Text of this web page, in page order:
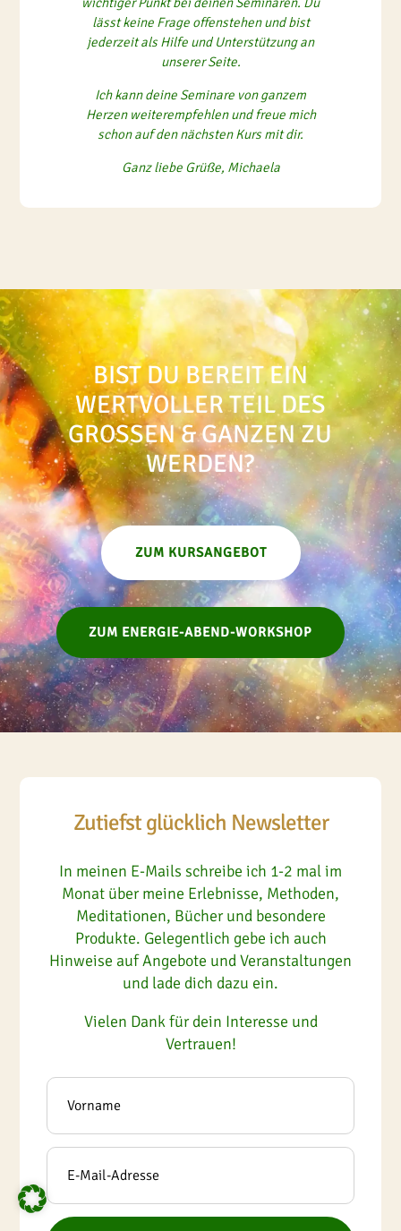
lässt keine Frage offenstehen und bist
jederzeit als Hilfe und Unterstützung an
unserer Seite.
Ich kann deine Seminare von ganzem
Herzen weiterempfehlen und freue mich
schon auf den nächsten Kurs mit dir.
Ganz liebe Grüße, Michaela
BIST DU BEREIT EIN
WERTVOLLER TEIL DES
GROSSEN & GANZEN ZU W
ERDEN?
ZUM KURSANGEBOT
ZUM ENERGIE-ABEND-WORKSHOP
Zutiefst glücklich Newsletter
In meinen E-Mails schreibe ich 1-2 mal im
Monat über meine Erlebnisse, Methoden,
Meditationen, Bücher und besondere
Produkte. Gelegentlich gebe ich auch
Hinweise auf Angebote und Veranstaltungen
und lade dich dazu ein.
Vielen Dank für dein Interesse und
Vertrauen!